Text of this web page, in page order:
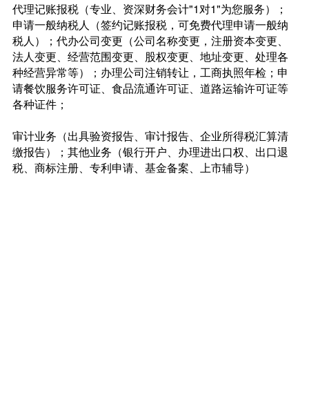
代理记账报税（专业、资深财务会计"1对1"为您服务）；
申请一般纳税人（签约记账报税，可免费代理申请一般纳
税人）；代办公司变更（公司名称变更，注册资本变更、
法人变更、经营范围变更、股权变更、地址变更、处理各
种经营异常等）；办理公司注销转让，工商执照年检；申
请餐饮服务许可证、食品流通许可证、道路运输许可证等
各种证件；
审计业务（出具验资报告、审计报告、企业所得税汇算清
缴报告）；其他业务（银行开户、办理进出口权、出口退
税、商标注册、专利申请、基金备案、上市辅导）